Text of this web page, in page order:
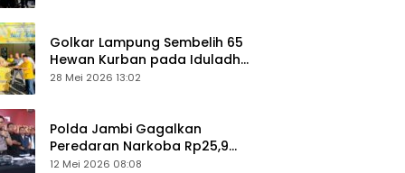
Golkar Lampung Sembelih 65
Hewan Kurban pada Iduladha
1447 Hijriah
28 Mei 2026 13:02
Polda Jambi Gagalkan
Peredaran Narkoba Rp25,9
Miliar, Empat Tersangka
12 Mei 2026 08:08